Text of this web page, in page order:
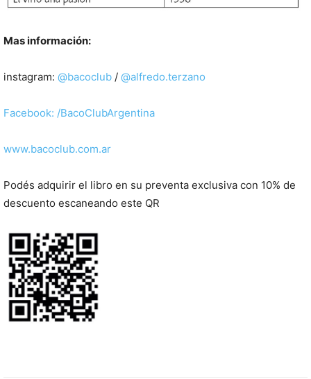
Mas información:
instagram: @bacoclub / @alfredo.terzano
Facebook: /BacoClubArgentina
www.bacoclub.com.ar
Podés adquirir el libro en su preventa exclusiva con 10% de
descuento escaneando este QR